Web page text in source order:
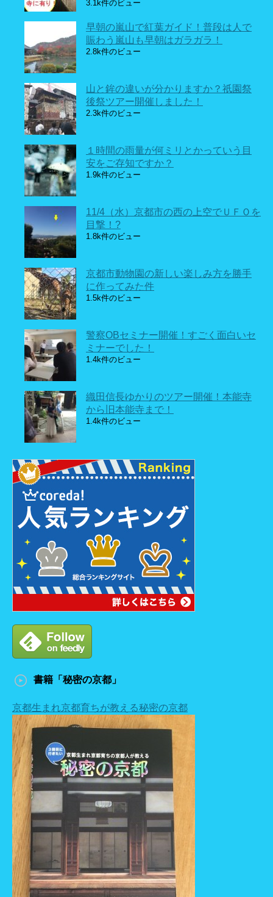
3.1k件のビュー
早朝の嵐山で紅葉ガイド！普段は人で
賑わう嵐山も早朝はガラガラ！
2.8k件のビュー
山と鉾の違いが分かりますか？祇園祭
後祭ツアー開催しました！
2.3k件のビュー
１時間の雨量が何ミリとかっていう目
安をご存知ですか？
1.9k件のビュー
11/4（水）京都市の西の上空でＵＦＯを
目撃！?
1.8k件のビュー
京都市動物園の新しい楽しみ方を勝手
に作ってみた件
1.5k件のビュー
警察OBセミナー開催！すごく面白いセ
ミナーでした！
1.4k件のビュー
織田信長ゆかりのツアー開催！本能寺
から旧本能寺まで！
1.4k件のビュー
書籍「秘密の京都」
京都生まれ京都育ちが教える秘密の京都